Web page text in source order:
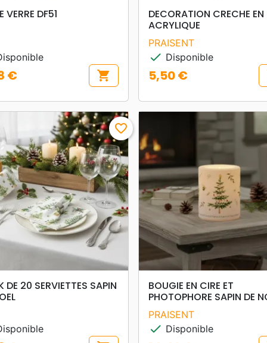
searchAPERÇU RAPIDE
VERRE DF51
€ shopping_cart
search APERÇU RAPIDE
DECORATION CRECHE EN
ACRYLIQUE
PRAISENT
check Disponible
Prix
5,50 €
searchAPERÇU RAPIDE
favorite_border
DE 20 SERVIETTES SAPIN
search APERÇU RAPIDE
BOUGIE EN CIRE ET
PHOTOPHORE SAPIN DE
PRAISENT
check Disponible